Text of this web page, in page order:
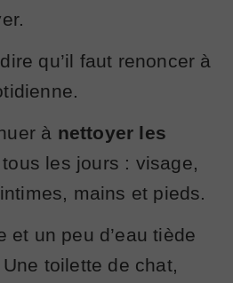
qu’il faut renoncer à
à nettoyer les
tous les jours : visage,
mains et pieds.
et un peu d’eau tiède
toilette de chat,